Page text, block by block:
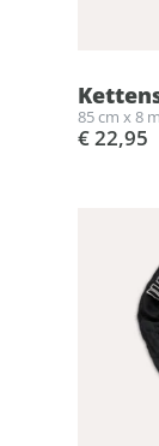
85 cm x 8
€ 22,95